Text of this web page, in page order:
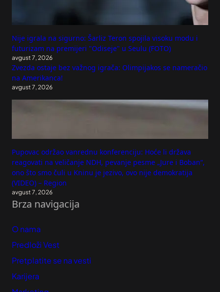
Nije igrala na sigurno: Šarliz Teron spojila visoku modu i
futurizam na premijeri "Odiseje" u Seulu (FOTO)
avgust 7, 2026
Zvezda ostaje bez važnog igrača: Olimpijakos se nameračio
na Amerikanca!
avgust 7, 2026
Pupovac održao vanrednu konferenciju: Hoće li država
reagovati na veličanje NDH, pevanje pesme „Jure i Boban“,
ono što smo čuli u Kninu je jezivo, ovo nije demokratija
(VIDEO) – Region
avgust 7, 2026
Brza navigacija
O nama
Predloži Vest
Pretplatite se na vesti
Karijera